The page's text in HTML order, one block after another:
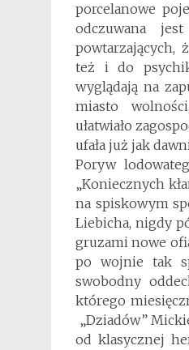
porcelanowe
odczuwana
powtarzających,
też i do
wyglądają na
miasto
ułatwiało
ufała już jak
Poryw
„Koniecznych
na spiskowym
Liebicha, nigdy
gruzami nowe
po wojnie tak
swobodny
którego
„Dziadów”
od klasycznej